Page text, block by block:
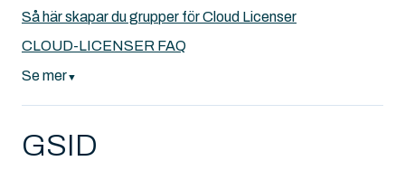
Så här skapar du grupper för Cloud Licenser
CLOUD-LICENSER FAQ
Se mer▼
GSID